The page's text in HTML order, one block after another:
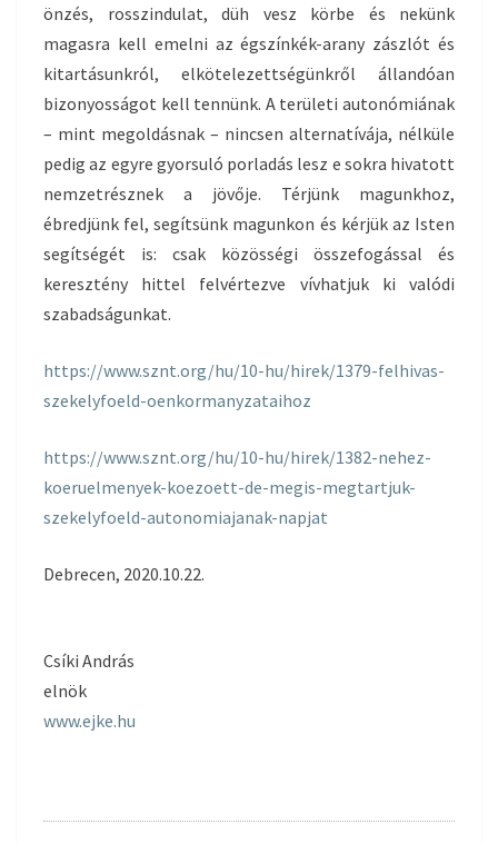
önzés, rosszindulat, düh vesz körbe és nekünk
magasra kell emelni az égszínkék-arany zászlót és
kitartásunkról, elkötelezettségünkről állandóan
bizonyosságot kell tennünk. A területi autonómiának
– mint megoldásnak – nincsen alternatívája, nélküle
pedig az egyre gyorsuló porladás lesz e sokra hivatott
nemzetrésznek a jövője. Térjünk magunkhoz,
ébredjünk fel, segítsünk magunkon és kérjük az Isten
segítségét is: csak közösségi összefogással és
keresztény hittel felvértezve vívhatjuk ki valódi
szabadságunkat.
https://www.sznt.org/hu/10-hu/hirek/1379-felhivas-
szekelyfoeld-oenkormanyzataihoz
https://www.sznt.org/hu/10-hu/hirek/1382-nehez-
koeruelmenyek-koezoett-de-megis-megtartjuk-
szekelyfoeld-autonomiajanak-napjat
Debrecen, 2020.10.22.
Csíki András
elnök
www.ejke.hu